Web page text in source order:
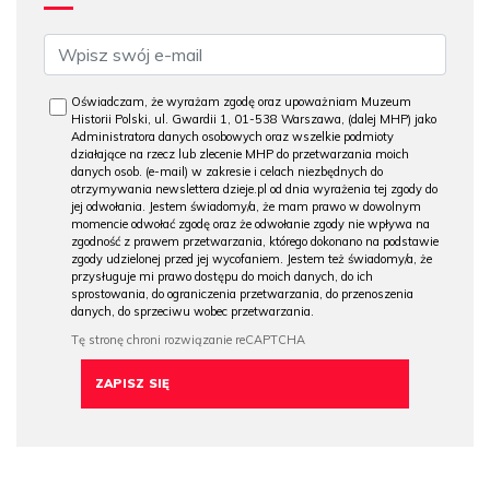
Oświadczam, że wyrażam zgodę oraz upoważniam Muzeum
Historii Polski, ul. Gwardii 1, 01-538 Warszawa, (dalej MHP) jako
Administratora danych osobowych oraz wszelkie podmioty
działające na rzecz lub zlecenie MHP do przetwarzania moich
danych osob. (e-mail) w zakresie i celach niezbędnych do
otrzymywania newslettera dzieje.pl od dnia wyrażenia tej zgody do
jej odwołania. Jestem świadomy/a, że mam prawo w dowolnym
momencie odwołać zgodę oraz że odwołanie zgody nie wpływa na
zgodność z prawem przetwarzania, którego dokonano na podstawie
zgody udzielonej przed jej wycofaniem. Jestem też świadomy/a, że
przysługuje mi prawo dostępu do moich danych, do ich
sprostowania, do ograniczenia przetwarzania, do przenoszenia
danych, do sprzeciwu wobec przetwarzania.